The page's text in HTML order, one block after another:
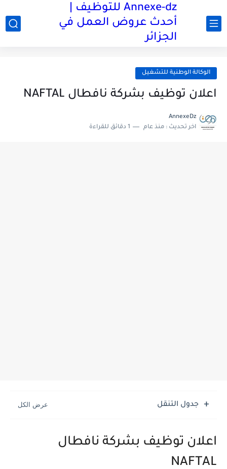
Annexe-dz للتوظيف |
أحدث عروض العمل في
الجزائر
الوكالة الوطنية للتشغيل
اعلان توظيف بشركة نافطال NAFTAL
AnnexeDz
اخر تحديث : منذ عام 1 دقائق للقراءة
جدول التنقل
اعلان توظيف بشركة نافطال
NAFTAL